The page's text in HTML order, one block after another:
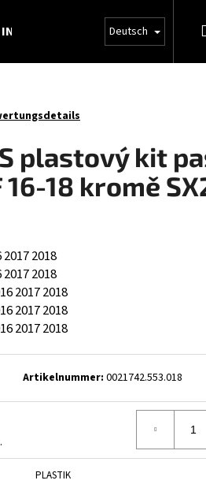
INFO Deutsch
plastový kit
16-18 kromě
20172018
20172018
20172018
20172018
20172018
Artikelnummer: 0021742.553.018
PLASTIK